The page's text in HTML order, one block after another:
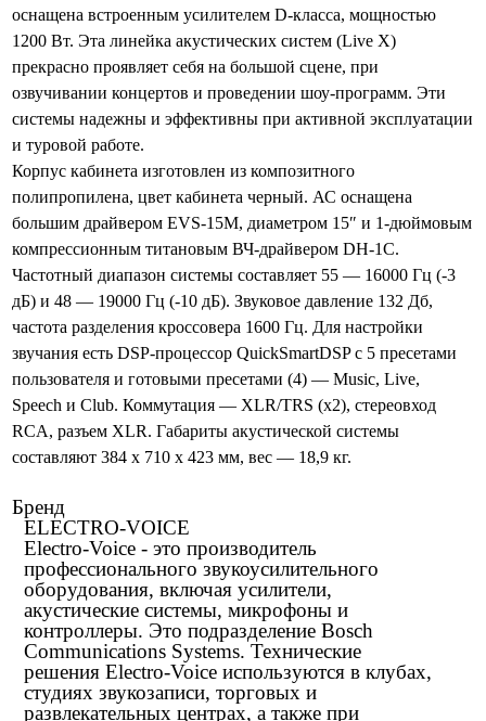
оснащена встроенным усилителем D-класса, мощностью
1200 Вт. Эта линейка акустических систем (Live X)
прекрасно проявляет себя на большой сцене, при
озвучивании концертов и проведении шоу-программ. Эти
системы надежны и эффективны при активной эксплуатации
и туровой работе.
Корпус кабинета изготовлен из композитного
полипропилена, цвет кабинета черный. АС оснащена
большим драйвером EVS-15М, диаметром 15″ и 1-дюймовым
компрессионным титановым ВЧ-драйвером DH-1С.
Частотный диапазон системы составляет 55 — 16000 Гц (-3
дБ) и 48 — 19000 Гц (-10 дБ). Звуковое давление 132 Дб,
частота разделения кроссовера 1600 Гц. Для настройки
звучания есть DSP-процессор QuickSmartDSP с 5 пресетами
пользователя и готовыми пресетами (4) — Music, Live,
Speech и Club. Коммутация — XLR/TRS (х2), стереовход
RCA, разъем XLR. Габариты акустической системы
составляют 384 x 710 x 423 мм, вес — 18,9 кг.
Бренд
ELECTRO-VOICE
Electro-Voice - это производитель
профессионального звукоусилительного
оборудования, включая усилители,
акустические системы, микрофоны и
контроллеры. Это подразделение Bosch
Communications Systems. Технические
решения Electro-Voice используются в клубах,
студиях звукозаписи, торговых и
развлекательных центрах, а также при